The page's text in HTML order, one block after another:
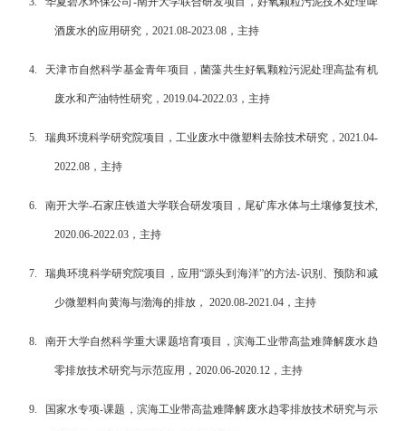
酒废水的应用研究， 2021.08-2023.08，主持
4. 天津市自然科学基金青年项目，菌藻共生好氧颗粒污泥处理高盐有机
废水和产油特性研究， 2019.04-2022.03，主持
5. 瑞典环境科学研究院项目，工业废水中微塑料去除技术研究， 2021.04-
2022.08，主持
6. 南开大学-石家庄铁道大学联合研发项目，尾矿库水体与土壤修复技术,
2020.06-2022.03，主持
7. 瑞典环境科学研究院项目，应用“源头到海洋”的方法-识别、预防和减
少微塑料向黄海与渤海的排放， 2020.08-2021.04，主持
8. 南开大学自然科学重大课题培育项目，滨海工业带高盐难降解废水趋
零排放技术研究与示范应用， 2020.06-2020.12，主持
9. 国家水专项-课题，滨海工业带高盐难降解废水趋零排放技术研究与示